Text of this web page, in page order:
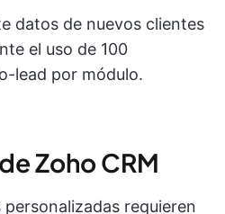
datos de nuevos clientes
el uso de 100
lead por módulo.
Zoho CRM
requieren